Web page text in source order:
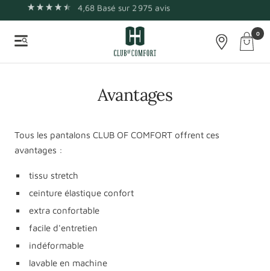
au
contenu
4,68 Basé sur 2 975 avis
Certifié OEKO-TEX
Navigation
Club
of
Comfort
Panier
-
0
Avantages
Tous les pantalons CLUB OF COMFORT offrent ces
avantages :
tissu stretch
ceinture élastique confort
extra confortable
facile d'entretien
indéformable
lavable en machine